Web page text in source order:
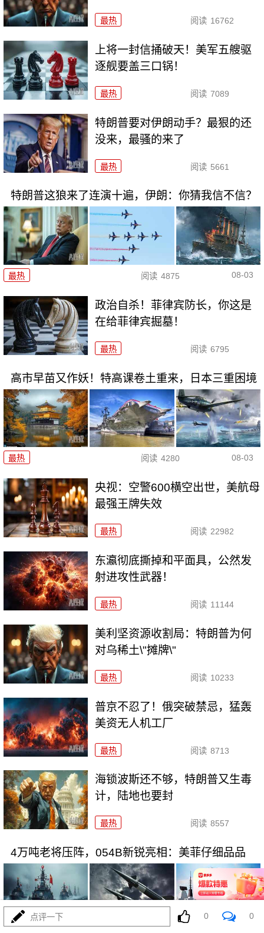
最热 阅读 16762
上将一封信捅破天！美军五艘驱
逐舰要盖三口锅！
最热 阅读 7089
特朗普要对伊朗动手？最狠的还
没来，最骚的来了
最热 阅读 5661
特朗普这狼来了连演十遍，伊朗：你猜我信不信？
最热 阅读 4875 08-03
政治自杀！菲律宾防长，你这是
在给菲律宾掘墓！
最热 阅读 6795
高市早苗又作妖！特高课卷土重来，日本三重困境
最热 阅读 4280 08-03
央视：空警600横空出世，美航母
最强王牌失效
最热 阅读 22982
东瀛彻底撕掉和平面具，公然发
射进攻性武器！
最热 阅读 11144
美利坚资源收割局：特朗普为何
对乌稀土\"摊牌\"
最热 阅读 10233
普京不忍了！俄突破禁忌，猛轰
美资无人机工厂
最热 阅读 8713
海锁波斯还不够，特朗普又生毒
计，陆地也要封
最热 阅读 8557
4万吨老将压阵，054B新锐亮相：美菲仔细品品
点评一下 0 0